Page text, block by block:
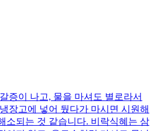
증이 나고, 물을 마셔도 별로라서
장고에 넣어 뒀다가 마시면 시원해
소되는 것 같습니다. 비락식혜는 삼